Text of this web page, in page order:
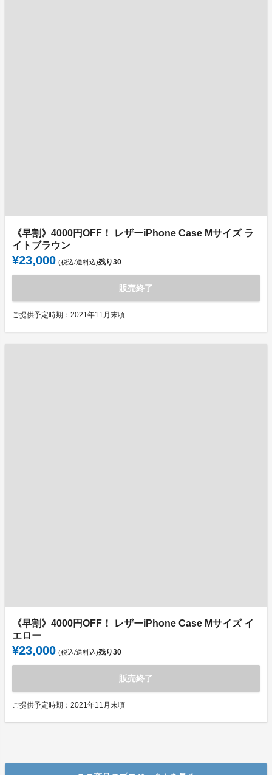
《早割》4000円OFF！ レザーiPhone Case Mサイズ ラ
イトブラウン
¥23,000 (税込/送料込)残り30
販売終了
ご提供予定時期：2021年11月末頃
《早割》4000円OFF！ レザーiPhone Case Mサイズ イ
エロー
¥23,000 (税込/送料込)残り30
販売終了
ご提供予定時期：2021年11月末頃